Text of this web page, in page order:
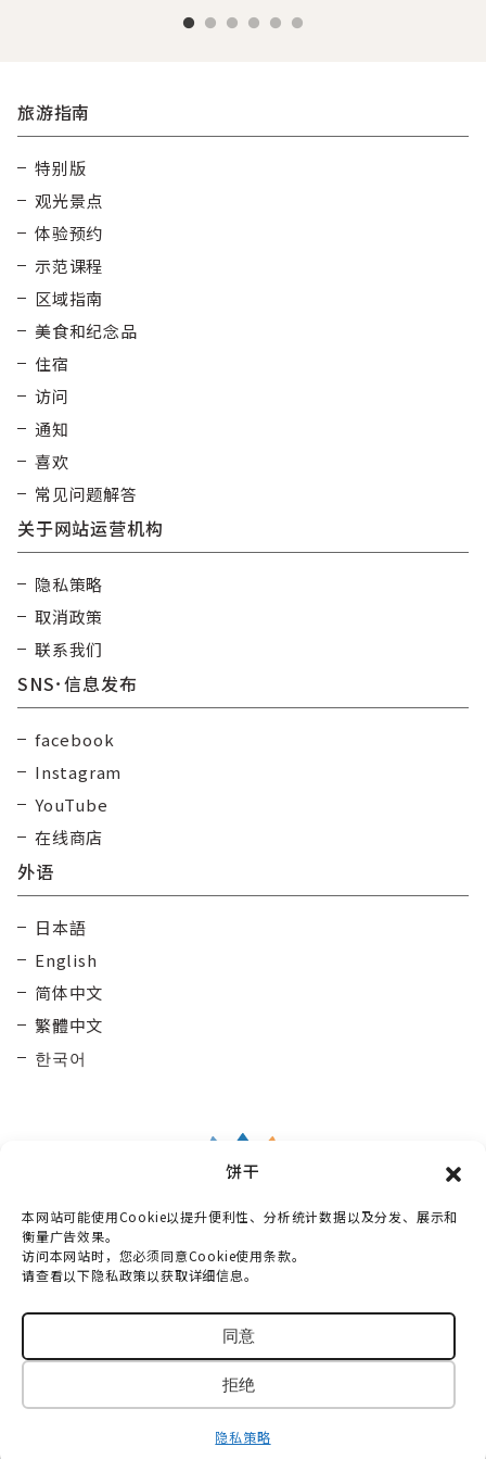
饼干
本网站可能使用Cookie以提升便利性、分析统计数据以及分发、展示和
衡量广告效果。
访问本网站时，您必须同意Cookie使用条款。
请查看以下隐私政策以获取详细信息。
同意
拒绝
隐私策略
旅游指南
特别版
观光景点
体验预约
示范课程
区域指南
美食和纪念品
住宿
访问
通知
喜欢
常见问题解答
关于网站运营机构
隐私策略
取消政策
联系我们
SNS･信息发布
facebook
Instagram
YouTube
在线商店
外语
日本語
English
简体中文
繁體中文
한국어
Taisetsu Kamui Mintara DMO
〒070-0030
北海道旭川市宫下通10丁目3番2号 Maruun Hall 3楼
电话：0166-73-6968
© 2018-2026 TAISETSU KAMUIMINTARA DMO